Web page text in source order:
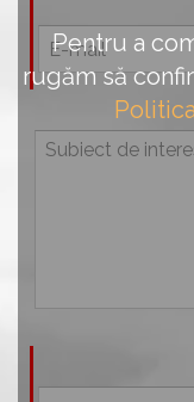
Pentru a
rugăm să